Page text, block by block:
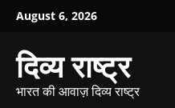
Skip
content
August 6, 2026
दिव्य राष्ट्र
भारत की आवाज़ दिव्य राष्ट्र